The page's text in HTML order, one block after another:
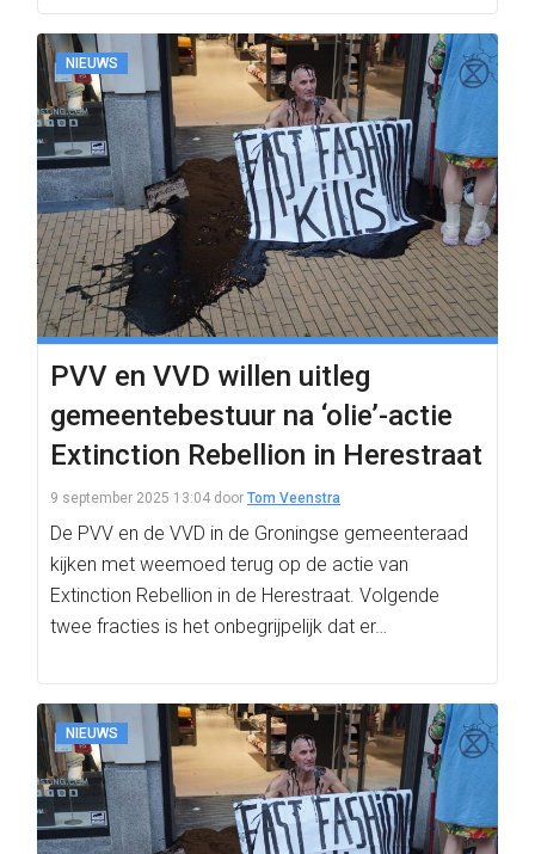
NIEUWS
PVV en VVD willen uitleg
gemeentebestuur na ‘olie’-actie
Extinction Rebellion in Herestraat
9 september 2025 13:04 door Tom Veenstra
De PVV en de VVD in de Groningse gemeenteraad
kijken met weemoed terug op de actie van
Extinction Rebellion in de Herestraat. Volgende
twee fracties is het onbegrijpelijk dat er…
NIEUWS